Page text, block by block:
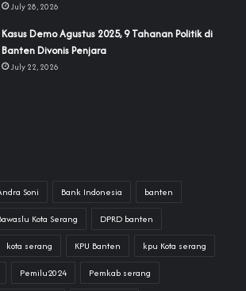
July 28, 2026
‎Kasus Demo Agustus 2025, 9 Tahanan Politik di
Banten Divonis Penjara
July 22, 2026
Soni Bank Indonesia banten
Kota Serang DPRD banten
kota serang KPU Banten kpu Kota serang
Pemilu2024 Pemkab serang